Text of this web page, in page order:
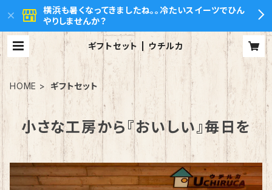
横浜も暑くなってきましたね。。冷たいスイーツでひん
やりしませんか？
ギフトセット | ウチルカ
HOME ギフトセット
小さな工房から『おいしい』毎日を